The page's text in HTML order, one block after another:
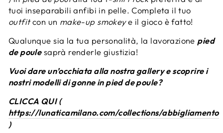
tuoi inseparabili anfibi in pelle. Completa il tuo
outfitcon un make-up smokeye il gioco è fatto!
Qualunque sia la tua personalità, la lavorazione pied
de poulesaprà renderle giustizia!
Vuoi dare un’occhiata alla nostra gallery e scoprire i
nostri modelli di gonne in pied de poule?
CLICCA QUI (
https://lunaticamilano.com/collections/abbigliamento
)